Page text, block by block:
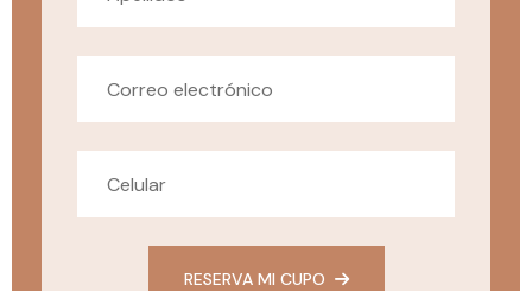
RESERVA MI CUPO